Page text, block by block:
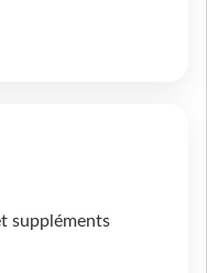
suppléments